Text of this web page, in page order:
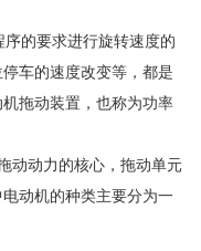
的要求进行旋转速度的
车的速度改变等，都是
拖动装置，也称为功率
动动力的核心，拖动单元
动机的种类主要分为一